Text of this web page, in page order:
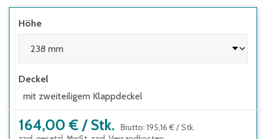
wir Ihnen den Boden auch in der
Höhe
Deckel
mit zweiteiligem Klappdeckel
164,00 € / Stk. Brutto: 195,16 € /Stk.